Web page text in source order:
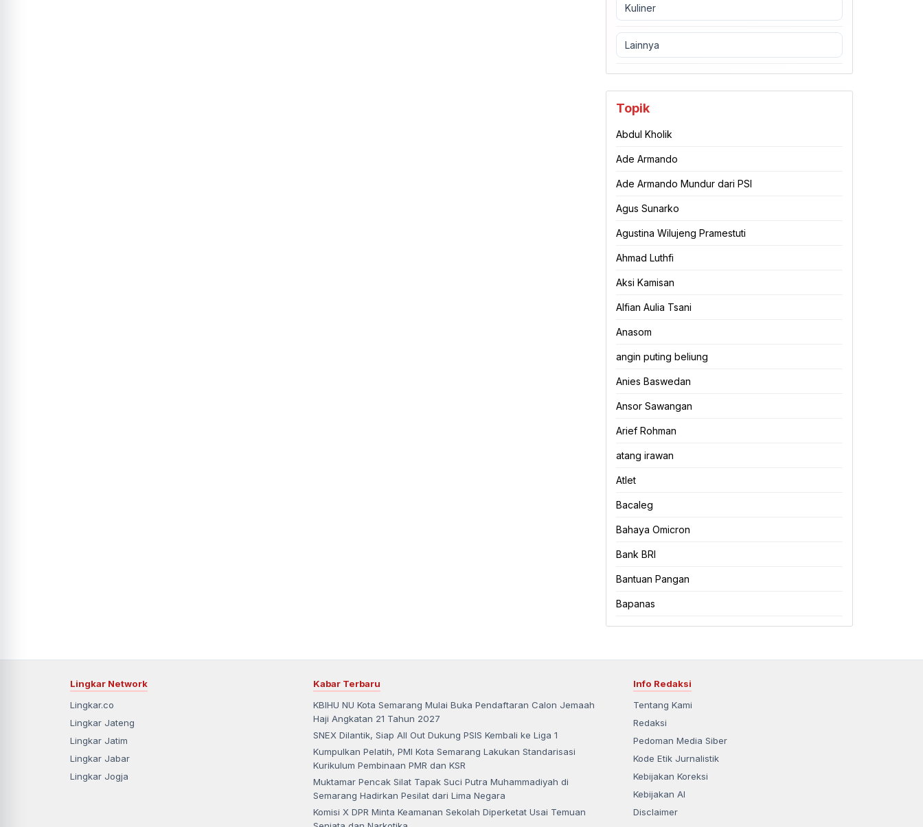
Kuliner
Lainnya
Topik
Abdul Kholik
Ade Armando
Ade Armando Mundur dari PSI
Agus Sunarko
Agustina Wilujeng Pramestuti
Ahmad Luthfi
Aksi Kamisan
Alfian Aulia Tsani
Anasom
angin puting beliung
Anies Baswedan
Ansor Sawangan
Arief Rohman
atang irawan
Atlet
Bacaleg
Bahaya Omicron
Bank BRI
Bantuan Pangan
Bapanas
Lingkar Network
Lingkar.co
Lingkar Jateng
Lingkar Jatim
Lingkar Jabar
Lingkar Jogja
Kabar Terbaru
KBIHU NU Kota Semarang Mulai Buka Pendaftaran Calon Jemaah
Haji Angkatan 21 Tahun 2027
SNEX Dilantik, Siap All Out Dukung PSIS Kembali ke Liga 1
Kumpulkan Pelatih, PMI Kota Semarang Lakukan Standarisasi
Kurikulum Pembinaan PMR dan KSR
Muktamar Pencak Silat Tapak Suci Putra Muhammadiyah di
Semarang Hadirkan Pesilat dari Lima Negara
Komisi X DPR Minta Keamanan Sekolah Diperketat Usai Temuan
Info Redaksi
Tentang Kami
Redaksi
Pedoman Media Siber
Kode Etik Jurnalistik
Kebijakan Koreksi
Kebijakan AI
Disclaimer